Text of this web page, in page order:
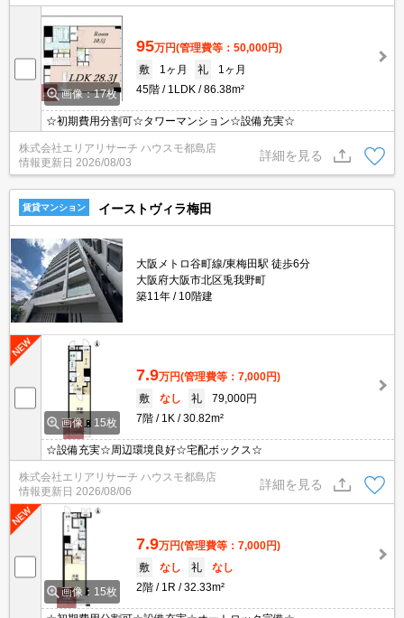
画像：17枚
95万円(管理費等：50,000円)
敷
1ヶ月 礼
1ヶ月
45階
1LDK 86.38m²
☆初期費用分割可☆タワーマンション☆設備充実☆
株式会社エリアリサーチ ハウスモ都島店
情報更新日 2026/08/03
詳細を見る
賃貸マンション イーストヴィラ梅田
大阪メトロ谷町線/東梅田駅 徒歩6分
大阪府大阪市北区兎我野町
築11年
10階建
画像：15枚
7.9万円(管理費等：7,000円)
敷
なし 礼
79,000円
7階
1K 30.82m²
☆設備充実☆周辺環境良好☆宅配ボックス☆
株式会社エリアリサーチ ハウスモ都島店
情報更新日 2026/08/06
詳細を見る
画像：15枚
7.9万円(管理費等：7,000円)
敷
なし 礼
なし
2階
1R 32.33m²